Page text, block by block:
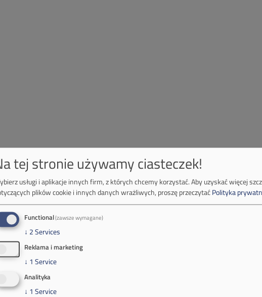
tej stronie używamy ciasteczek!
usługi i aplikacje innych firm, z których chcemy korzystać.Aby uzyskać więcej
plików cookie i innych danych wrażliwych, proszę przeczytaćPolityka
Functional(zawsze wymagane)
↓ 2Services
Reklama i marketing
↓ 1 Service
Analityka
↓ 1 Service